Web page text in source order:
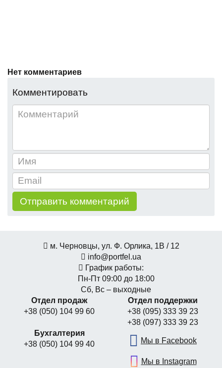
Нет комментариев
Комментировать
м. Черновцы, ул. Ф. Орлика, 1В / 12
info@portfel.ua
График работы:
Пн-Пт 09:00 до 18:00
Сб, Вс – выходные
Отдел продаж
+38 (050) 104 99 60
Отдел поддержки
+38 (095) 333 39 23
+38 (097) 333 39 23
Бухгалтерия
+38 (050) 104 99 40
Мы в Facebook
Мы в Instagram